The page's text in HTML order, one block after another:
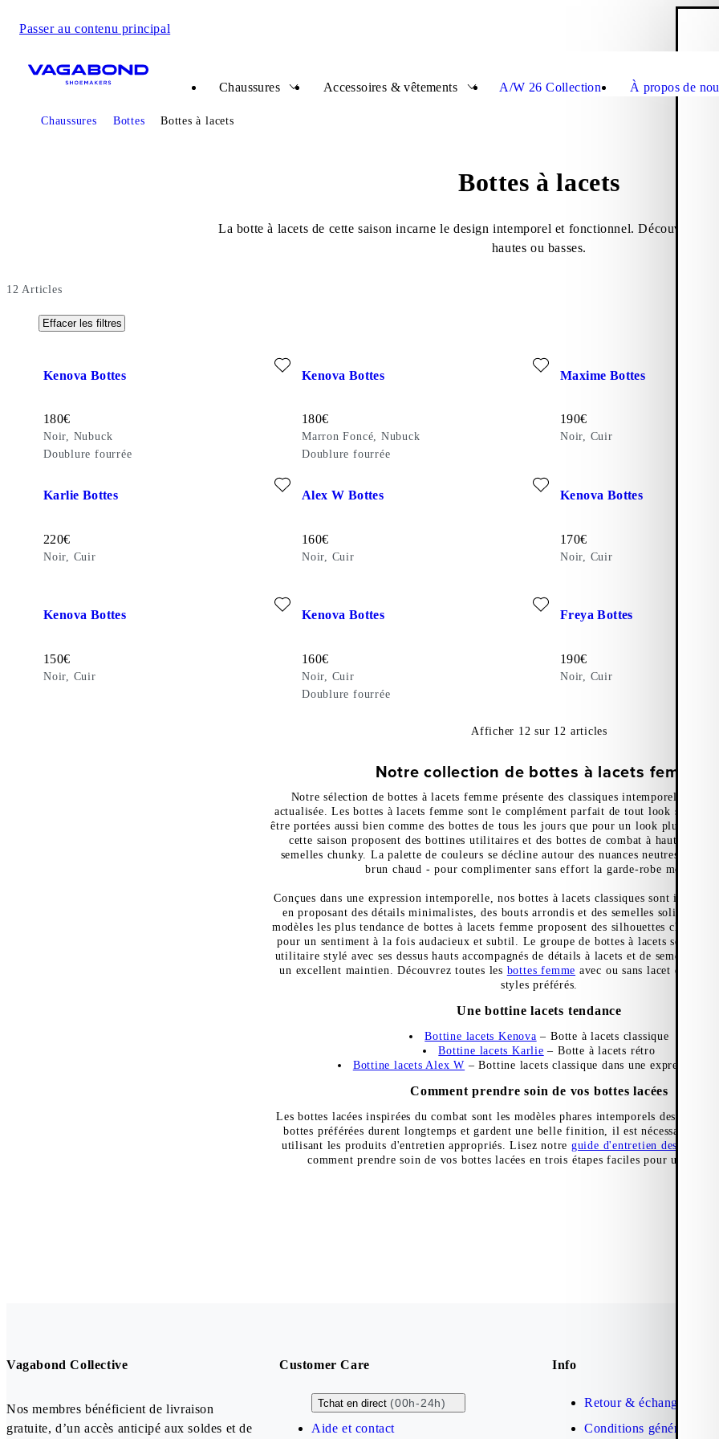
Passer au contenu principal
Chaussures
Accessoires & vêtements A/W 26 Collection À propos de
Chaussures Bottes Bottes à lacets
Bottes à lacets
La botte à lacets de cette saison incarne le design intemporel et fonctionnel. Découvrez la
hautes ou basses.
12 Articles
Effacer les filtres
Kenova Bottes
Prix de vente:
180€
Noir, Nubuck
Doublure fourrée
Ajouter aux favoris: KENOVA BOTTES (Noir, Nubuck)
Kenova Bottes
Prix de vente:
180€
Marron Foncé, Nubuck
Doublure fourrée
Ajouter aux favoris: KENOVA BOTTES (Marron Foncé, Nubuck)
Maxime Bottes
Prix de vente:
190€
Noir, Cuir
Karlie Bottes
Prix de vente:
220€
Noir, Cuir
Ajouter aux favoris: KARLIE BOTTES (Noir, Cuir)
Alex W Bottes
Prix de vente:
160€
Noir, Cuir
Ajouter aux favoris: ALEX W BOTTES (Noir, Cuir)
Kenova Bottes
Prix de vente:
170€
Noir, Cuir
Ajouter aux favoris:
Kenova Bottes
Prix de vente:
150€
Noir, Cuir
Ajouter aux favoris: KENOVA BOTTES (Noir, Cuir)
Kenova Bottes
Prix de vente:
160€
Noir, Cuir
Doublure fourrée
Ajouter aux favoris: KENOVA BOTTES (Noir, Cuir)
Freya Bottes
Prix de vente:
190€
Noir, Cuir
Ajouter aux favoris: FREYA
Afficher 12 sur 12 articles
Notre collection de bottes à lacets femme
Notre sélection de bottes à lacets femme présente des classiques intemporels avec
actualisée. Les bottes à lacets femme sont le complément parfait de tout look
être portées aussi bien comme des bottes de tous les jours que pour un look plus
cette saison proposent des bottines utilitaires et des bottes de combat à hauteur de
semelles chunky. La palette de couleurs se décline autour des nuances neutres
brun chaud - pour complimenter sans effort la garde-robe moderne.
Conçues dans une expression intemporelle, nos bottes à lacets classiques sont idéales
en proposant des détails minimalistes, des bouts arrondis et des semelles solides en
modèles les plus tendance de bottes à lacets femme proposent des silhouettes chunky et
pour un sentiment à la fois audacieux et subtil. Le groupe de bottes à lacets se
utilitaire stylé avec ses dessus hauts accompagnés de détails à lacets et de semelles
un excellent maintien. Découvrez toutes les bottes femme avec ou sans lacet et
styles préférés.
Une bottine lacets tendance
Bottine lacets Kenova – Botte à lacets classique
Bottine lacets Karlie – Botte à lacets rétro
Bottine lacets Alex W – Bottine lacets classique dans une expression
Comment prendre soin de vos bottes lacées
Les bottes lacées inspirées du combat sont les modèles phares intemporels des
bottes préférées durent longtemps et gardent une belle finition, il est nécessaire de
utilisant les produits d'entretien appropriés. Lisez notre guide d'entretien des
comment prendre soin de vos bottes lacées en trois étapes faciles pour un
Vagabond Collective
Nos membres bénéficient de livraison
gratuite, d’un accès anticipé aux soldes et de
Customer Care
Tchat en direct (00h-24h)
Aide et contact
Info
Retour & échange
Conditions générales de